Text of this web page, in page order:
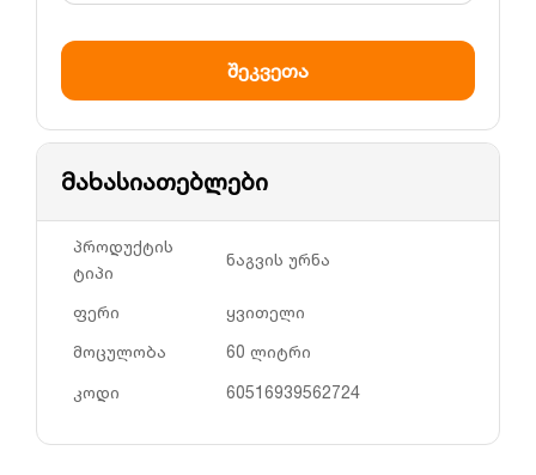
მახასიათებლები
პროდუქტის
ტიპი
ნაგვის ურნა
ფერი
ყვითელი
მოცულობა
60 ლიტრი
კოდი
60516939562724